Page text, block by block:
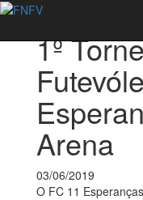
1º
Arena
03/06/2019
O FC 11